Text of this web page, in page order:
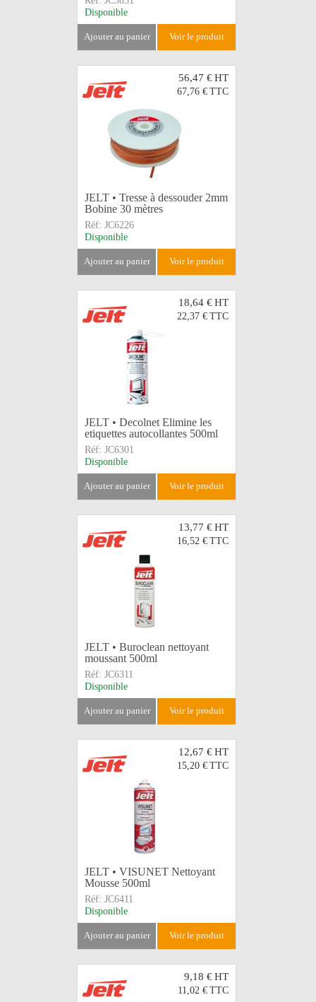
Disponible
ajouter au panier voir le produit
56,47 €HT
67,76 € TTC
JELT • Tresse à dessouder 2mm
Bobine 30 mètres
Réf: JC6226
Disponible
ajouter au panier voir le produit
18,64 €HT
22,37 € TTC
JELT • Decolnet Elimine les
etiquettes autocollantes 500ml
Réf: JC6301
Disponible
ajouter au panier voir le produit
13,77 €HT
16,52 € TTC
JELT • Buroclean nettoyant
moussant 500ml
Réf: JC6311
Disponible
ajouter au panier voir le produit
12,67 €HT
15,20 € TTC
JELT • VISUNET Nettoyant
Mousse 500ml
Réf: JC6411
Disponible
ajouter au panier voir le produit
9,18 €HT
11,02 € TTC